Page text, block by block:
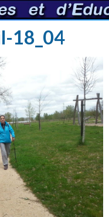
18_04